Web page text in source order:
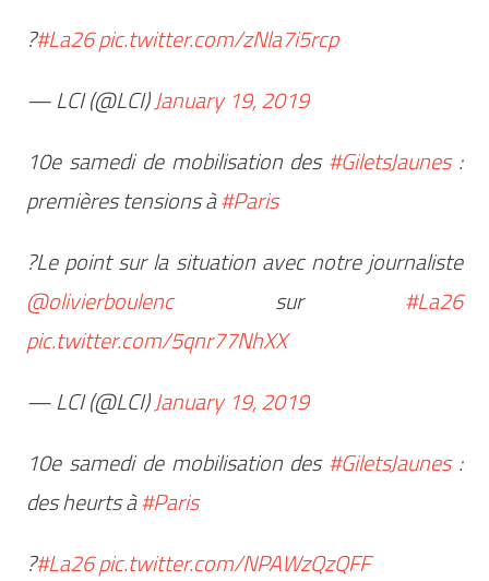
?#La26pic.twitter.com/zNla7i5rcp
— LCI (@LCI)January 19, 2019
10e samedi de mobilisation des#GiletsJaunes:
premières tensions à#Paris
?Le point sur la situation avec notre journaliste
@olivierboulencsur #La26
pic.twitter.com/5qnr77NhXX
— LCI (@LCI)January 19, 2019
10e samedi de mobilisation des#GiletsJaunes:
des heurts à#Paris
?#La26pic.twitter.com/NPAWzQzQFF